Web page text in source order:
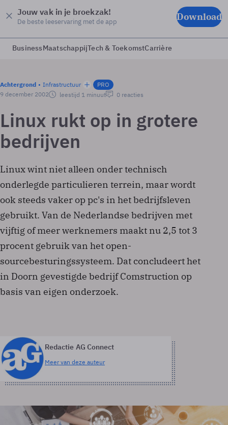
Jouw vak in je broekzak!
De beste leeservaring met de app Download
BusinessMaatschappijTech & ToekomstCarrière
Achtergrond Infrastructuur
PRO
9 december 2002
leestijd 1 minuut 0 reacties
Linux rukt op in grotere
bedrijven
Linux wint niet alleen onder technisch
onderlegde particulieren terrein, maar wordt
ook steeds vaker op pc's in het bedrijfsleven
gebruikt. Van de Nederlandse bedrijven met
vijftig of meer werknemers maakt nu 2,5 tot 3
procent gebruik van het open-
sourcebesturingssysteem. Dat concludeert het
in Doorn gevestigde bedrijf Comstruction op
basis van eigen onderzoek.
Redactie AG Connect
Meer van deze auteur